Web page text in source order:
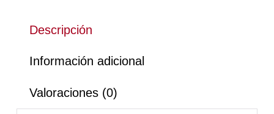
Descripción
Información adicional
Valoraciones (0)